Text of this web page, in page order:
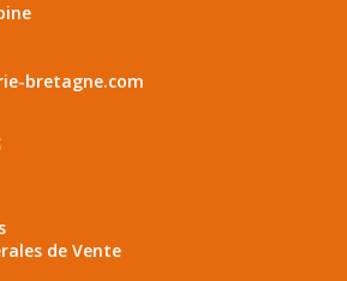
bretagne.com
de Vente